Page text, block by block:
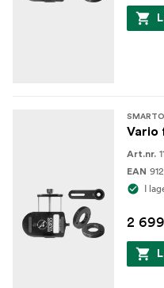
Vario
Art.nr.
EAN
I
2